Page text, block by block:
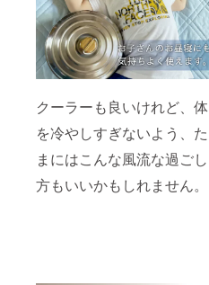
クーラーも良いけれど、体
を冷やしすぎないよう、た
まにはこんな風流な過ごし
方もいいかもしれません。